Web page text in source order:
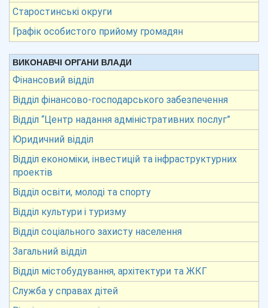
Старостинські округи
Графік особистого прийому громадян
ВИКОНАВЧІ ОРГАНИ ВЛАДИ
Фінансовий відділ
Відділ фінансово-господарського забезпечення
Відділ “Центр надання адміністративних послуг”
Юридичний відділ
Відділ економіки, інвестицій та інфраструктурних
проектів
Відділ освіти, молоді та спорту
Відділ культури і туризму
Відділ соціального захисту населення
Загальний відділ
Відділ містобудування, архітектури та ЖКГ
Служба у справах дітей